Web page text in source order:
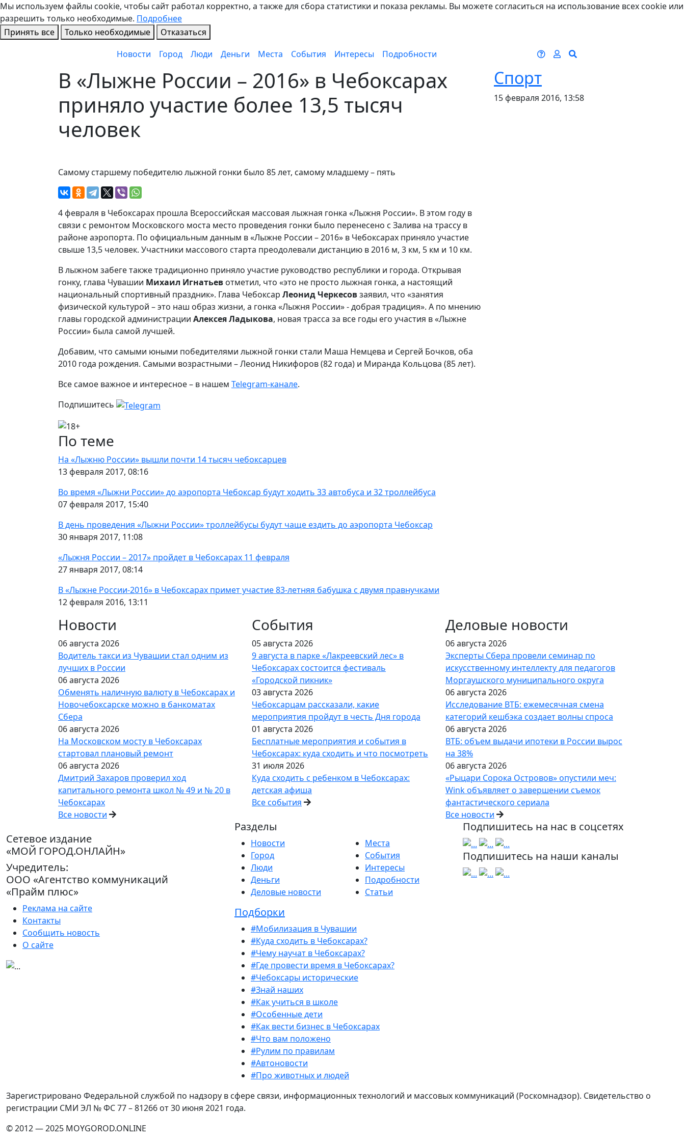
Мы используем файлы cookie, чтобы сайт работал корректно, а также для сбора статистики и показа рекламы. Вы можете согласиться на использование всех cookie или
разрешить только необходимые. Подробнее
Принять все
Только необходимые
Отказаться
Новости
Город Люди Деньги Места События Интересы Подробности
В «Лыжне России – 2016» в Чебоксарах
приняло участие более 13,5 тысяч
человек
Спорт
15 февраля 2016, 13:58
Самому старшему победителю лыжной гонки было 85 лет, самому младшему – пять
4 февраля в Чебоксарах прошла Всероссийская массовая лыжная гонка «Лыжня России». В этом году в
связи с ремонтом Московского моста место проведения гонки было перенесено с Залива на трассу в
районе аэропорта. По официальным данным в «Лыжне России – 2016» в Чебоксарах приняло участие
свыше 13,5 человек. Участники массового старта преодолевали дистанцию в 2016 м, 3 км, 5 км и 10 км.
В лыжном забеге также традиционно приняло участие руководство республики и города. Открывая
гонку, глава Чувашии Михаил Игнатьев отметил, что «это не просто лыжная гонка, а настоящий
национальный спортивный праздник». Глава Чебоксар Леонид Черкесовзаявил, что «занятия
физической культурой – это наш образ жизни, а гонка «Лыжня России» - добрая традиция». А по мнению
главы городской администрации Алексея Ладыкова, новая трасса за все годы его участия в «Лыжне
России» была самой лучшей.
Добавим, что самыми юными победителями лыжной гонки стали Маша Немцева и Сергей Бочков, оба
2010 года рождения. Самыми возрастными – Леонид Никифоров (82 года) и Миранда Кольцова (85 лет).
Все самое важное и интересное – в нашем Telegram-канале.
Подпишитесь
По теме
На «Лыжню России» вышли почти 14 тысяч чебоксарцев
13 февраля 2017, 08:16
Во время «Лыжни России» до аэропорта Чебоксар будут ходить 33 автобуса и 32 троллейбуса
07 февраля 2017, 15:40
В день проведения «Лыжни России» троллейбусы будут чаще ездить до аэропорта Чебоксар
30 января 2017, 11:08
«Лыжня России – 2017» пройдет в Чебоксарах 11 февраля
27 января 2017, 08:14
В «Лыжне России-2016» в Чебоксарах примет участие 83-летняя бабушка с двумя правнучками
12 февраля 2016, 13:11
Новости
06 августа 2026
Водитель такси из Чувашии стал одним из
лучших в России
06 августа 2026
Обменять наличную валюту в Чебоксарах и
Новочебоксарске можно в банкоматах
Сбера
06 августа 2026
На Московском мосту в Чебоксарах
стартовал плановый ремонт
06 августа 2026
Дмитрий Захаров проверил ход
капитального ремонта школ № 49 и № 20 в
Чебоксарах
Все новости
События
05 августа 2026
9 августа в парке «Лакреевский лес» в
Чебоксарах состоится фестиваль
«Городской пикник»
03 августа 2026
Чебоксарцам рассказали, какие
мероприятия пройдут в честь Дня города
01 августа 2026
Бесплатные мероприятия и события в
Чебоксарах: куда сходить и что посмотреть
31 июля 2026
Куда сходить с ребенком в Чебоксарах:
детская афиша
Все события
Деловые новости
06 августа 2026
Эксперты Сбера провели семинар по
искусственному интеллекту для педагогов
Моргаушского муниципального округа
06 августа 2026
Исследование ВТБ: ежемесячная смена
категорий кешбэка создает волны спроса
06 августа 2026
ВТБ: объем выдачи ипотеки в России вырос
на 38%
06 августа 2026
«Рыцари Сорока Островов» опустили меч:
Wink объявляет о завершении съемок
фантастического сериала
Все новости
Сетевое издание
«МОЙ ГОРОД.ОНЛАЙН»
Учредитель:
ООО «Агентство коммуникаций
«Прайм плюс»
Реклама на сайте
Контакты
Сообщить новость
О сайте
Разделы
Новости
Город
Люди
Деньги
Деловые новости
Места
События
Интересы
Подробности
Статьи
Подборки
#Мобилизация в Чувашии
#Куда сходить в Чебоксарах?
#Чему научат в Чебоксарах?
#Где провести время в Чебоксарах?
#Чебоксары исторические
#Знай наших
#Как учиться в школе
#Особенные дети
#Как вести бизнес в Чебоксарах
#Что вам положено
#Рулим по правилам
#Автоновости
#Про животных и людей
Подпишитесь на нас в соцсетях
Подпишитесь на наши каналы
Зарегистрировано Федеральной службой по надзору в сфере связи, информационных технологий и массовых коммуникаций (Роскомнадзор). Свидетельство о
регистрации СМИ ЭЛ № ФС 77 – 81266 от 30 июня 2021 года.
© 2012 — 2025 MOYGOROD.ONLINE